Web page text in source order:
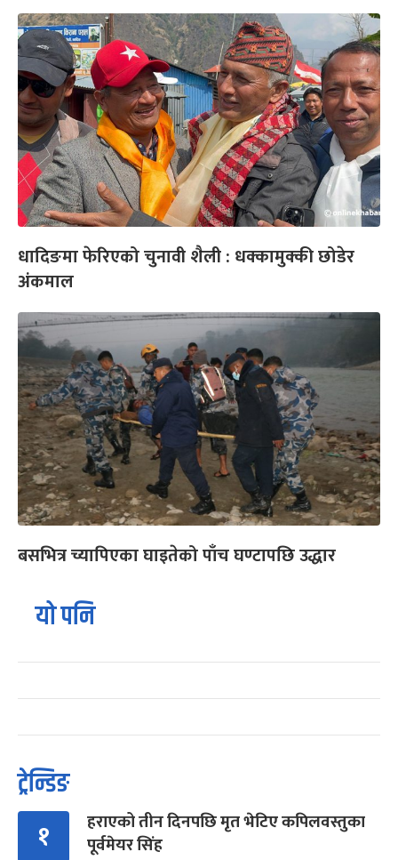
धादिङमा फेरिएको चुनावी शैली : धक्कामुक्की छोडेर
अंकमाल
बसभित्र च्यापिएका घाइतेको पाँच घण्टापछि उद्धार
यो पनि
ट्रेन्डिङ
१
हराएको तीन दिनपछि मृत भेटिए कपिलवस्तुका
पूर्वमेयर सिंह